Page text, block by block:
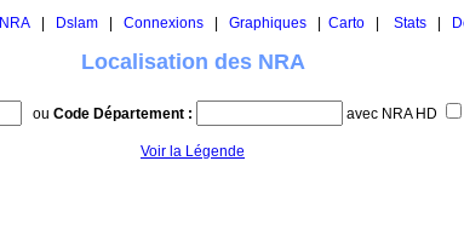
NRA Dslam Connexions Graphiques Carto Stats
Localisation des NRA
ou Code Département : avec NRA HD
Voir la Légende